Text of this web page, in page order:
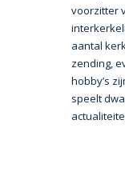
voorzitter
aantal
zending,
hobby’s
speelt